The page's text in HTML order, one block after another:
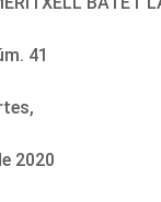
41
2020